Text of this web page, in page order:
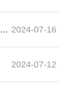
圆形异形办公室隔断钢化烤漆彩色玻璃 2024-07-16
2024-07-12